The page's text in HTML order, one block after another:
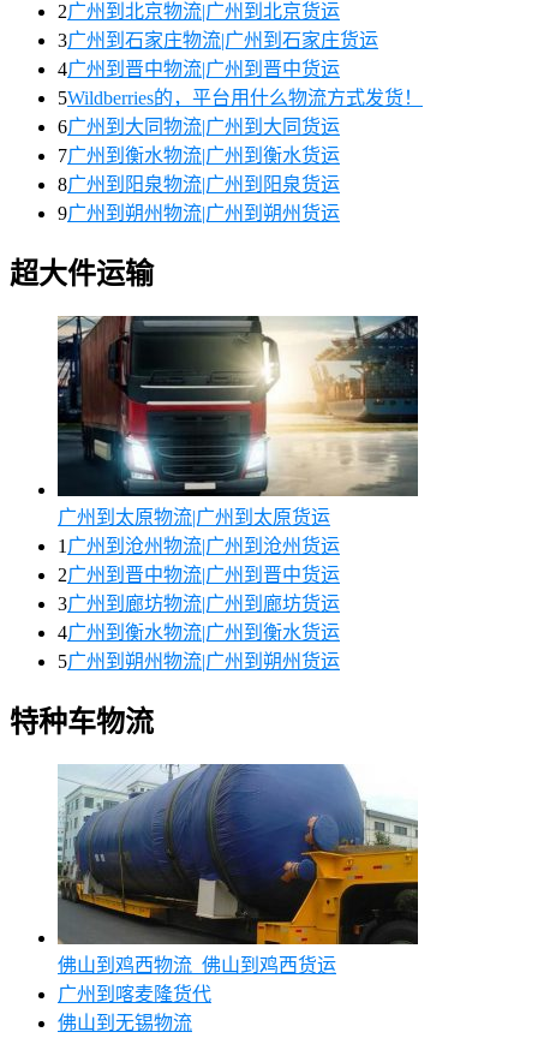
2广州到北京物流|广州到北京货运
3广州到石家庄物流|广州到石家庄货运
4广州到晋中物流|广州到晋中货运
5Wildberries的，平台用什么物流方式发货！
6广州到大同物流|广州到大同货运
7广州到衡水物流|广州到衡水货运
8广州到阳泉物流|广州到阳泉货运
9广州到朔州物流|广州到朔州货运
超大件运输
广州到太原物流|广州到太原货运
1 广州到沧州物流|广州到沧州货运
2广州到晋中物流|广州到晋中货运
3广州到廊坊物流|广州到廊坊货运
4广州到衡水物流|广州到衡水货运
5广州到朔州物流|广州到朔州货运
特种车物流
佛山到鸡西物流_佛山到鸡西货运
广州到喀麦隆货代
佛山到无锡物流